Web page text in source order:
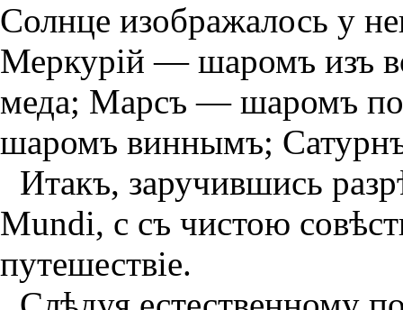
Солнце изображалось у
Меркурiй — шаромъ изъ
меда; Марсъ — шаромъ
шаромъ виннымъ;
Итакъ, заручившись
Mundi, с съ чистою
путешествiе.